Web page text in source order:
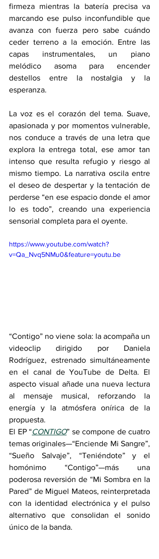
firmeza mientras la batería precisa va
marcando ese pulso inconfundible que
avanza con fuerza pero sabe cuándo
ceder terreno a la emoción. Entre las
capas instrumentales, un piano
melódico asoma para encender
destellos entre la nostalgia y la
esperanza.
La voz es el corazón del tema. Suave,
apasionada y por momentos vulnerable,
nos conduce a través de una letra que
explora la entrega total, ese amor tan
intenso que resulta refugio y riesgo al
mismo tiempo. La narrativa oscila entre
el deseo de despertar y la tentación de
perderse “en ese espacio donde el amor
lo es todo”, creando una experiencia
sensorial completa para el oyente.
https://www.youtube.com/watch?
v=Qa_Nvq5NMu0&feature=youtu.be
“Contigo” no viene sola: la acompaña un
videoclip dirigido por Daniela
Rodríguez, estrenado simultáneamente
en el canal de YouTube de Delta. El
aspecto visual añade una nueva lectura
al mensaje musical, reforzando la
energía y la atmósfera onírica de la
propuesta.
El EP “CONTIGO” se compone de cuatro
temas originales—“Enciende Mi Sangre”,
“Sueño Salvaje”, “Teniéndote” y el
homónimo “Contigo”—más una
poderosa reversión de “Mi Sombra en la
Pared” de Miguel Mateos, reinterpretada
con la identidad electrónica y el pulso
alternativo que consolidan el sonido
único de la banda.